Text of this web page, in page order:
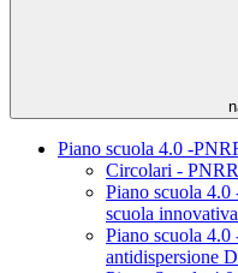
Piano scuola 4.0 -
Circolari - PNRR
Piano scuola
scuola
Piano scuola 4.0
antidispersione